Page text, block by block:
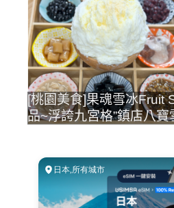
[桃園美食]果魂雪冰Fruit
品~浮誇九宮格”鎮店八